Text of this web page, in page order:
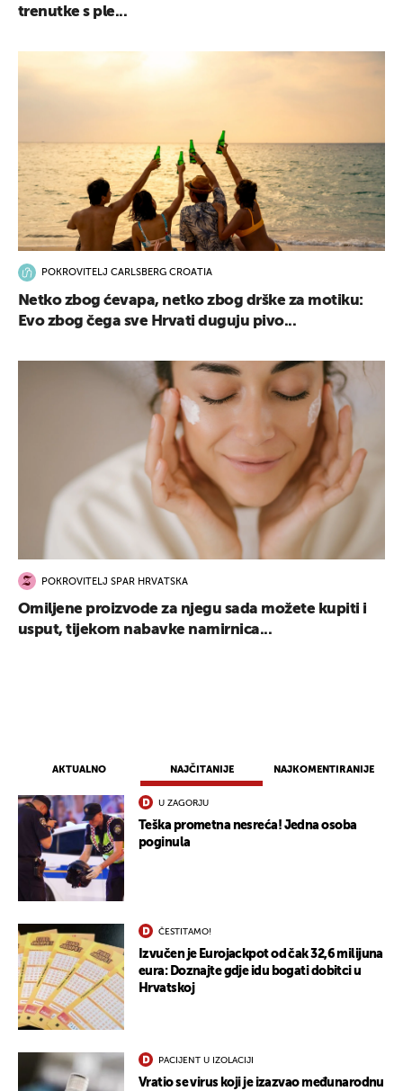
AKTUALNO NAJČITANIJE NAJKOMENTIRANIJE
U ZAGORJU
Teška prometna nesreća! Jedna osoba
poginula
ČESTITAMO!
Izvučen je Eurojackpot od čak 32,6 milijuna
eura: Doznajte gdje idu bogati dobitci u
Hrvatskoj
PACIJENT U IZOLACIJI
Vratio se virus koji je izazvao međunarodnu
trenutke s ple...
POKROVITELJ CARLSBERG CROATIA
Netko zbog ćevapa, netko zbog drške za motiku:
Evo zbog čega sve Hrvati duguju pivo...
POKROVITELJ SPAR HRVATSKA
Omiljene proizvode za njegu sada možete kupiti i
usput, tijekom nabavke namirnica...